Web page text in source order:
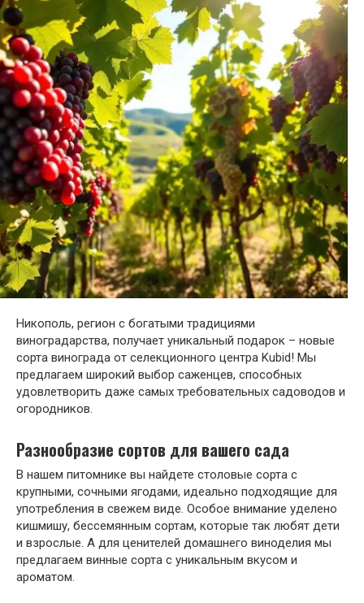
Никополь, регион с богатыми традициями
виноградарства, получает уникальный подарок – новые
сорта винограда от селекционного центра Kubid! Мы
предлагаем широкий выбор саженцев, способных
удовлетворить даже самых требовательных садоводов и
огородников.
Разнообразие сортов для вашего сада
В нашем питомнике вы найдете столовые сорта с
крупными, сочными ягодами, идеально подходящие для
употребления в свежем виде. Особое внимание уделено
кишмишу, бессемянным сортам, которые так любят дети
и взрослые. А для ценителей домашнего виноделия мы
предлагаем винные сорта с уникальным вкусом и
ароматом.